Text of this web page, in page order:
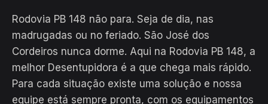
Rodovia PB 148 não para. Seja de dia, nas
madrugadas ou no feriado. São José dos
Cordeiros nunca dorme. Aqui na Rodovia PB 148, a
melhor Desentupidora é a que chega mais rápido.
Para cada situação existe uma solução e nossa
equipe está sempre pronta, com os equipamentos